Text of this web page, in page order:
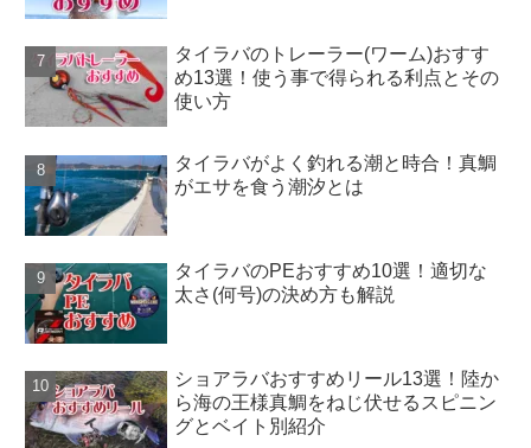
タイラバのトレーラー(ワーム)おすす
め13選！使う事で得られる利点とその
使い方
タイラバがよく釣れる潮と時合！真鯛
がエサを食う潮汐とは
タイラバのPEおすすめ10選！適切な
太さ(何号)の決め方も解説
ショアラバおすすめリール13選！陸か
ら海の王様真鯛をねじ伏せるスピニン
グとベイト別紹介